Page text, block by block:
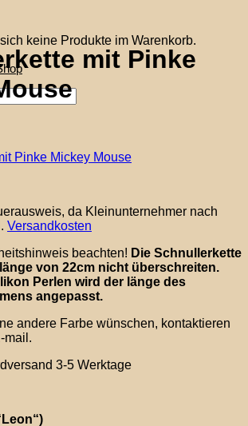
keine Produkte im Warenkorb.
mit Pinke
da Kleinunternehmer nach
Versandkosten
beachten! Die Schnullerkette
von 22cm nicht überschreiten.
Perlen wird der länge des
angepasst.
andere Farbe wünschen, kontaktieren
mail.
3-5 Werktage